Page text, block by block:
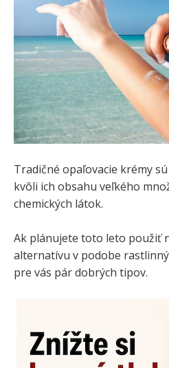
Tradičné opaľovacie krémy
kvôli ich obsahu veľkého
chemických látok.
Ak plánujete toto leto použiť
alternatívu v podobe
pre vás pár dobrých tipov.